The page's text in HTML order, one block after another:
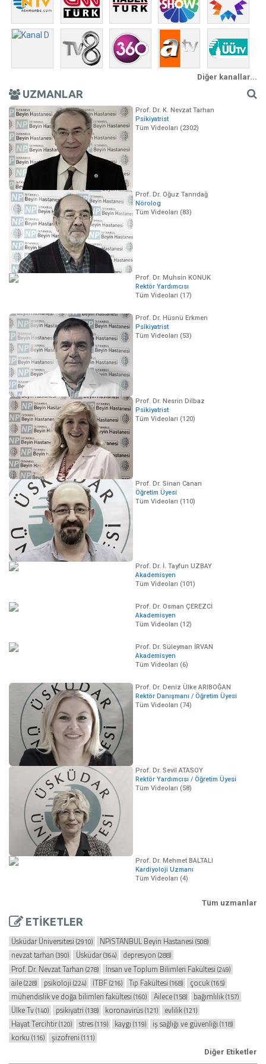
Diğer kanallar...
UZMANLAR
Prof. Dr. K. Nevzat Tarhan
Psikiyatrist
Tüm Videoları (2302)
Prof. Dr. Oğuz Tanrıdağ
Nörolog
Tüm Videoları (83)
Prof. Dr. Muhsin KONUK
Rektör Yardımcısı
Tüm Videoları (17)
Prof. Dr. Hüsnü Erkmen
Psikiyatrist
Tüm Videoları (53)
Prof. Dr. Nesrin Dilbaz
Psikiyatrist
Tüm Videoları (120)
Prof. Dr. Sinan Canan
Öğretim Üyesi
Tüm Videoları (110)
Prof. Dr. İ. Tayfun UZBAY
Akademisyen
Tüm Videoları (101)
Prof. Dr. Osman ÇEREZCİ
Akademisyen
Tüm Videoları (12)
Prof. Dr. Süleyman İRVAN
Akademisyen
Tüm Videoları (6)
Prof. Dr. Deniz Ülke ARIBOĞAN
Rektör Danışmanı / Öğretim Üyesi
Tüm Videoları (74)
Prof. Dr. Sevil ATASOY
Rektör Yardımcısı / Öğretim Üyesi
Tüm Videoları (58)
Prof. Dr. Mehmet BALTALI
Kardiyoloji Uzmanı
Tüm Videoları (4)
Tüm uzmanlar
ETİKETLER
Üsküdar Üniversitesi(2910) NPİSTANBUL Beyin Hastanesi (508)
nevzat tarhan(390) Üsküdar(364) depresyon (288)
Prof. Dr. Nevzat Tarhan(278) İnsan ve Toplum Bilimleri Fakültesi (249)
aile(228) psikoloji (224) İTBF(216) Tıp Fakültesi(168) çocuk(165)
mühendislik ve doğa bilimleri fakültesi(160) Ailece(158) bağımlılık(157)
Ülke Tv(140) psikiyatri (138) koronavirüs(121) evlilik(121)
Hayat Tercihtir(120) stres(119) kaygı (119) iş sağlığı ve güvenliği(118)
korku(116) şizofreni (111)
Diğer Etiketler